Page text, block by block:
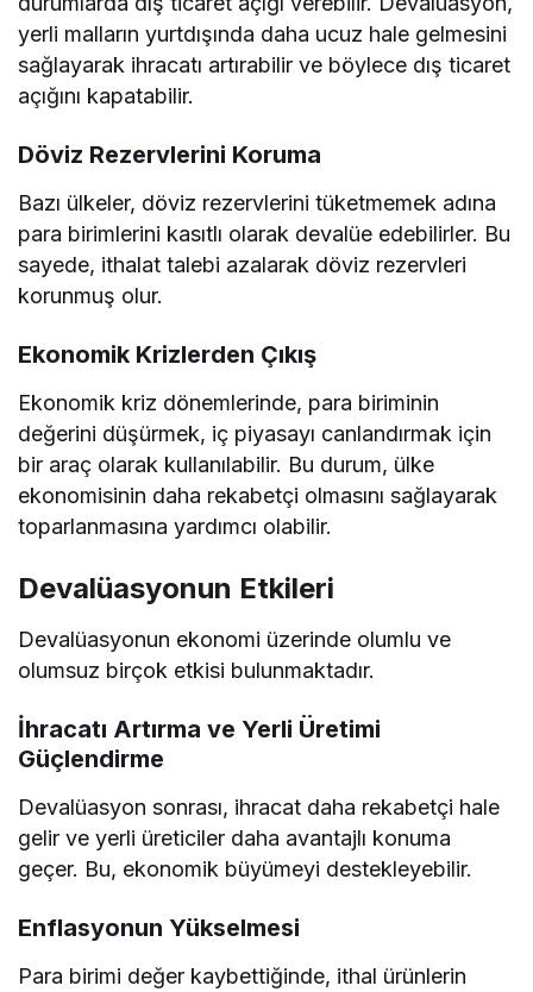
yerli malların yurtdışında daha ucuz hale gelmesini
sağlayarak ihracatı artırabilir ve böylece dış ticaret
açığını kapatabilir.
Döviz Rezervlerini Koruma
Bazı ülkeler, döviz rezervlerini tüketmemek adına
para birimlerini kasıtlı olarak devalüe edebilirler. Bu
sayede, ithalat talebi azalarak döviz rezervleri
korunmuş olur.
Ekonomik Krizlerden Çıkış
Ekonomik kriz dönemlerinde, para biriminin
değerini düşürmek, iç piyasayı canlandırmak için
bir araç olarak kullanılabilir. Bu durum, ülke
ekonomisinin daha rekabetçi olmasını sağlayarak
toparlanmasına yardımcı olabilir.
Devalüasyonun Etkileri
Devalüasyonun ekonomi üzerinde olumlu ve
olumsuz birçok etkisi bulunmaktadır.
İhracatı Artırma ve Yerli Üretimi
Güçlendirme
Devalüasyon sonrası, ihracat daha rekabetçi hale
gelir ve yerli üreticiler daha avantajlı konuma
geçer. Bu, ekonomik büyümeyi destekleyebilir.
Enflasyonun Yükselmesi
Para birimi değer kaybettiğinde, ithal ürünlerin